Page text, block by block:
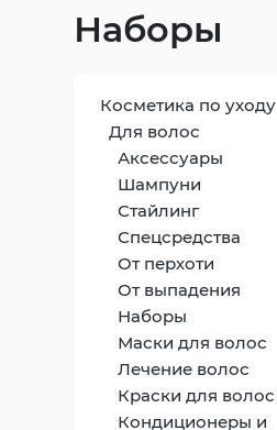
Наборы
Косметика по уходу
Для волос
Аксессуары
Шампуни
Стайлинг
Спецсредства
От перхоти
От выпадения
Наборы
Маски для волос
Лечение волос
Краски для волос
Кондиционеры и